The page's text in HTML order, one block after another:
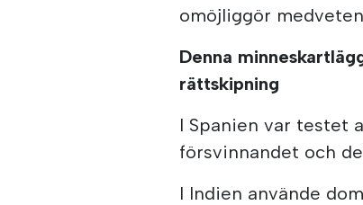
omöjliggör
Denna
rättskipning
I Spanien var testet
försvinnandet och
I Indien använde